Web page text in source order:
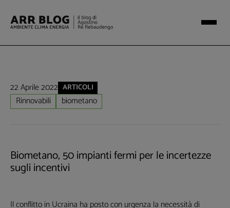
22 Aprile 2022 ARTICOLI
Rinnovabili biometano
Biometano, 50 impianti fermi per le incertezze
sugli incentivi
Il conflitto in Ucraina ha posto con urgenza la necessità di